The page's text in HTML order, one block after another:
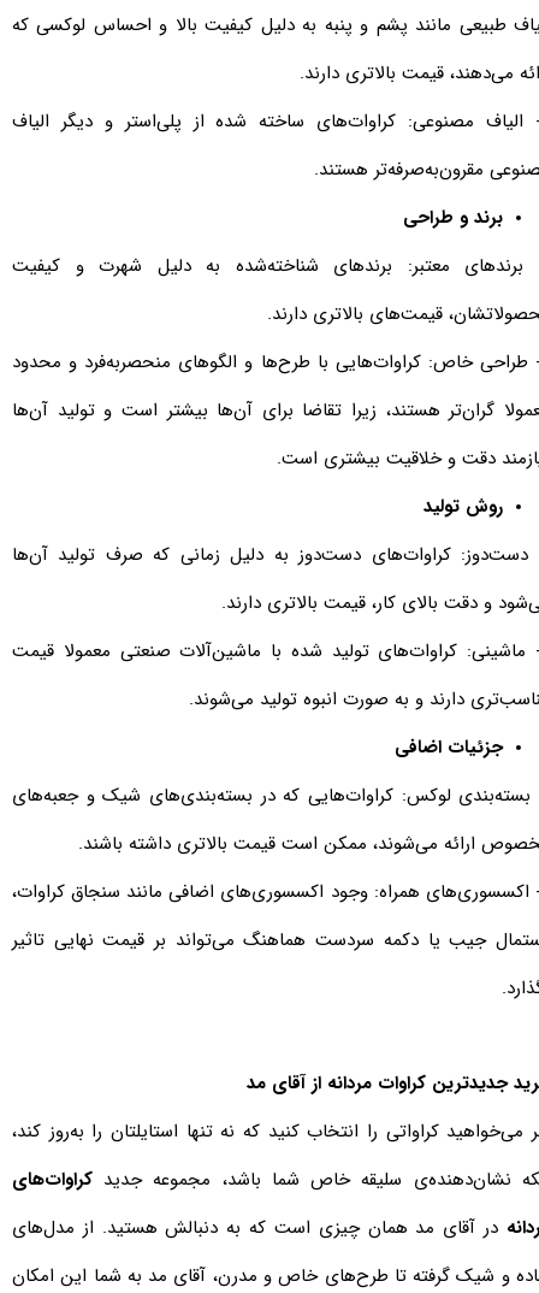
طبیعی مانند پشم و پنبه به دلیل کیفیت بالا و احساس لوکسی که
می‌دهند، قیمت بالاتری دارند.
الیاف مصنوعی: کراوات‌های ساخته شده از پلی‌استر و دیگر الیاف
مقرون‌به‌صرفه‌تر هستند.
برند و طراحی
برندهای معتبر: برندهای شناخته‌شده به دلیل شهرت و کیفیت
قیمت‌های بالاتری دارند.
طراحی خاص: کراوات‌هایی با طرح‌ها و الگوهای منحصر‌به‌فرد و محدود
گران‌تر هستند، زیرا تقاضا برای آن‌ها بیشتر است و تولید آن‌ها
دقت و خلاقیت بیشتری است.
روش تولید
دست‌دوز: کراوات‌های دست‌دوز به دلیل زمانی که صرف تولید آن‌ها
و دقت بالای کار، قیمت بالاتری دارند.
ماشینی: کراوات‌های تولید شده با ماشین‌آلات صنعتی معمولا قیمت
دارند و به صورت انبوه تولید می‌شوند.
جزئیات اضافی
بسته‌بندی لوکس: کراوات‌هایی که در بسته‌بندی‌های شیک و جعبه‌های
ارائه می‌شوند، ممکن است قیمت بالاتری داشته باشند.
اکسسوری‌های همراه: وجود اکسسوری‌های اضافی مانند سنجاق کراوات،
جیب یا دکمه سردست هماهنگ می‌تواند بر قیمت نهایی تاثیر
جدیدترین کراوات مردانه از آقای مد
می‌خواهید کراواتی را انتخاب کنید که نه تنها استایلتان را به‌روز کند،
نشان‌دهنده‌ی سلیقه خاص شما باشد، مجموعه جدید کراوات‌های
در آقای مد همان چیزی است که به دنبالش هستید. از مدل‌های
و شیک گرفته تا طرح‌های خاص و مدرن، آقای مد به شما این امکان